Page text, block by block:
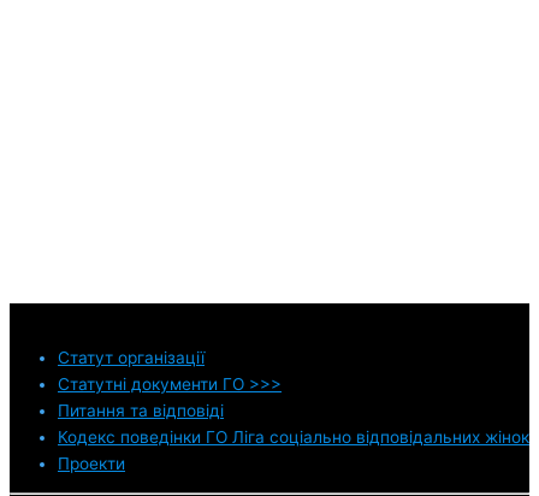
Статут організації
Статутні документи ГО >>>
Питання та відповіді
Кодекс поведінки ГО Ліга соціально відповідальних жінок
Проекти